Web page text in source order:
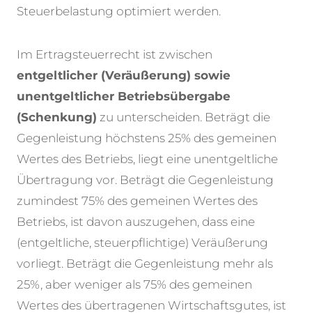
Steuerbelastung optimiert werden.
Im Ertragsteuerrecht ist zwischen
entgeltlicher (Veräußerung) sowie
unentgeltlicher Betriebsübergabe
(Schenkung) zu unterscheiden. Beträgt die
Gegenleistung höchstens 25% des gemeinen
Wertes des Betriebs, liegt eine unentgeltliche
Übertragung vor. Beträgt die Gegenleistung
zumindest 75% des gemeinen Wertes des
Betriebs, ist davon auszugehen, dass eine
(entgeltliche, steuerpflichtige) Veräußerung
vorliegt. Beträgt die Gegenleistung mehr als
25%, aber weniger als 75% des gemeinen
Wertes des übertragenen Wirtschaftsgutes, ist